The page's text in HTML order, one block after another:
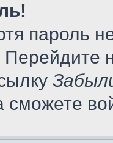
пароль
Перейдите
сможете